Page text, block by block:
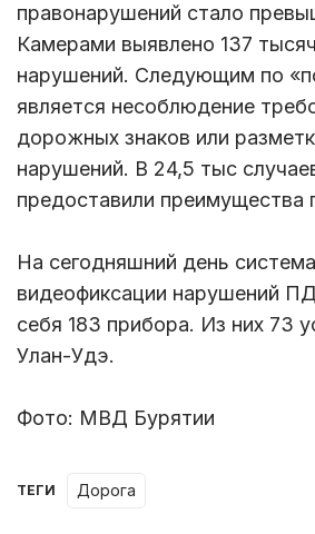
правонарушений стало
Камерами выявлено 137
нарушений. Следующим по
является несоблюдение
дорожных знаков или
нарушений. В 24,5 тыс
предоставили преимущества
На сегодняшний день
видеофиксации нарушений
себя 183 прибора. Из них 73
Улан-Удэ.
Фото: МВД Бурятии
ТЕГИ дорога